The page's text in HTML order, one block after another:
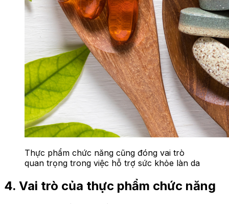
Thực phẩm chức năng cũng đóng vai trò
quan trọng trong việc hỗ trợ sức khỏe làn da
4. Vai trò của thực phẩm chức năng